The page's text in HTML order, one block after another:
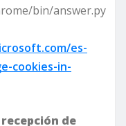
bin/answer.py
es-
cookies-in-
de